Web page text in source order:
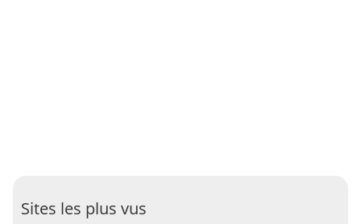
Sites les plus vus